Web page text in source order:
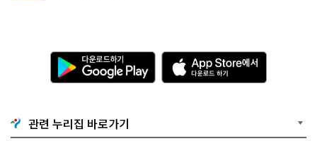
다
운
로
기
G
A
p
p
관련 누리집 바로가기